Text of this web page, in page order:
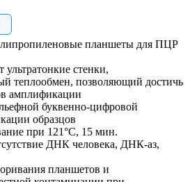
планшеты для ПЦР
стенки,
теплообмен, позволяющий достичь
амплификации
буквенно-цифровой
образцов
при 121°С, 15 мин.
ДНК человека, ДНК-аз,
планшетов и